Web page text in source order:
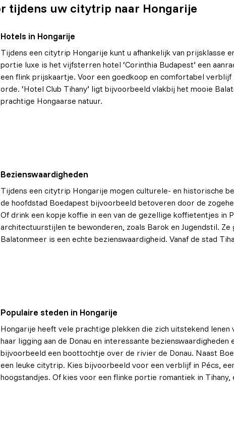
tijdens uw citytrip naar Hongarije
Hotels in Hongarije
Tijdens een citytrip Hongarije kunt u afhankelijk van prijsklasse
portie luxe is het vijfsterren hotel ‘Corinthia Budapest’ een
een flink prijskaartje. Voor een goedkoop en comfortabel
orde. ‘Hotel Club Tihany’ ligt bijvoorbeeld vlakbij het mooie
prachtige Hongaarse natuur.
Bezienswaardigheden
Tijdens een citytrip Hongarije mogen culturele- en historische
de hoofdstad Boedapest bijvoorbeeld betoveren door de
Of drink een kopje koffie in een van de gezellige koffietentjes in
architectuurstijlen te bewonderen, zoals Barok en Jugendstil.
Balatonmeer is een echte bezienswaardigheid. Vanaf de stad
Populaire steden in Hongarije
Hongarije heeft vele prachtige plekken die zich uitstekend
haar ligging aan de Donau en interessante
bijvoorbeeld een boottochtje over de rivier de Donau. Naast
een leuke citytrip. Kies bijvoorbeeld voor een verblijf in Pécs,
hoogstandjes. Of kies voor een flinke portie romantiek in